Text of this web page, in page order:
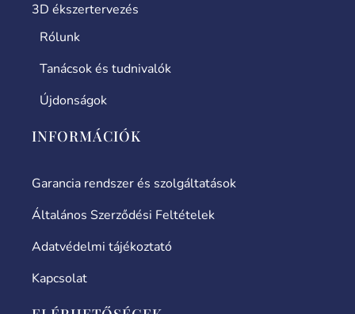
3D ékszertervezés
Rólunk
Tanácsok és tudnivalók
Újdonságok
INFORMÁCIÓK
Garancia rendszer és szolgáltatások
Általános Szerződési Feltételek
Adatvédelmi tájékoztató
Kapcsolat